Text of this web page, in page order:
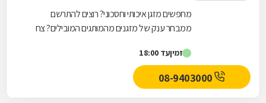
מחפשים מזגן איכותי וחסכוני? רוצים להתרשם
ממבחר ענק של מזגנים מהמותגים המובילים? צח
מזגנים למעלה...
זמיןעד 18:00
08-9403000